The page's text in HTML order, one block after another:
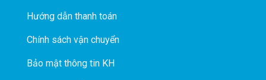
Hướng dẫn thanh toán
Chính sách vận chuyển
Bảo mật thông tin KH